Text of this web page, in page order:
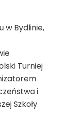
w Bydlinie,
Turniej
i
Szkoły